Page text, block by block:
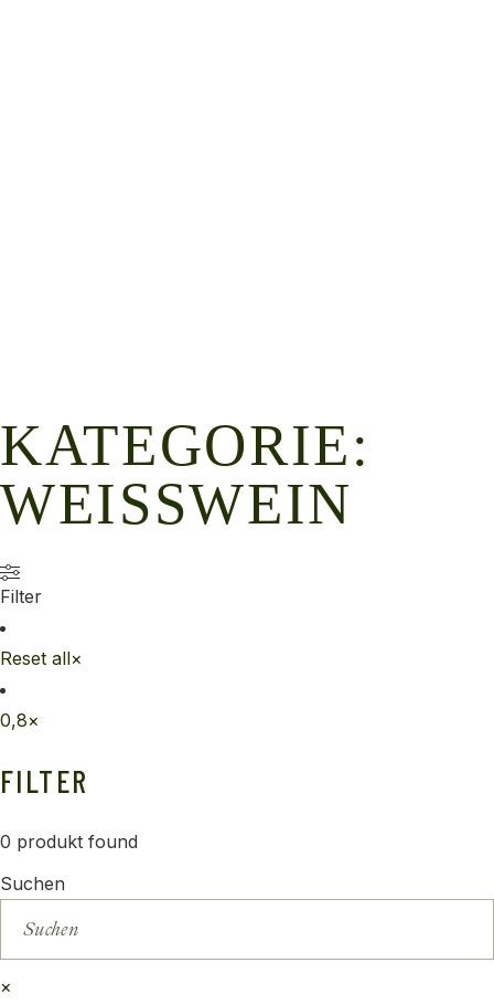
KATEGORIE:
WEISSWEIN
Filter
Reset all×
0,8×
FILTER
0 produkt found
Suchen
×